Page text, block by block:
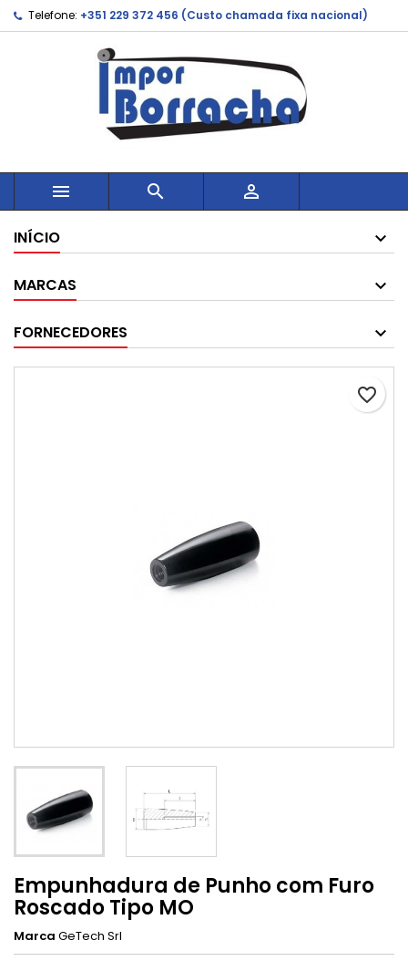
Telefone: +351 229 372 456 (Custo chamada fixa nacional)
  
INÍCIO
MARCAS
FORNECEDORES
favorite_border
Empunhadura de Punho com Furo
Roscado Tipo MO
Marca GeTech Srl